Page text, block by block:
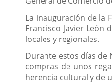
externa.La inauguración de la
Francisco Javier León
locales y regionales.
Durante estos días de
compras de unos
herencia cultural y de